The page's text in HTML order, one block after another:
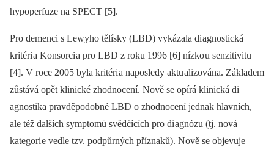
hypoperfuze na SPECT [5].
Pro demenci s Lewyho tělísky (LBD) vykázala di agnostická
kritéri a Konsorci a pro LBD z roku 1996 [6] nízko u senzitivitu
[4]. V roce 2005 byla kritéri a naposledy aktu alizována. Základem
zůstává opět klinické zhodnocení. Nově se opírá klinická di
agnostika pravděpodobné LBD o zhodnocení jednak hlavních,
ale též dalších symptomů svědčících pro di agnózu (tj. nová
kategori e vedle tzv. podpůrných příznaků). Nově se objevuje